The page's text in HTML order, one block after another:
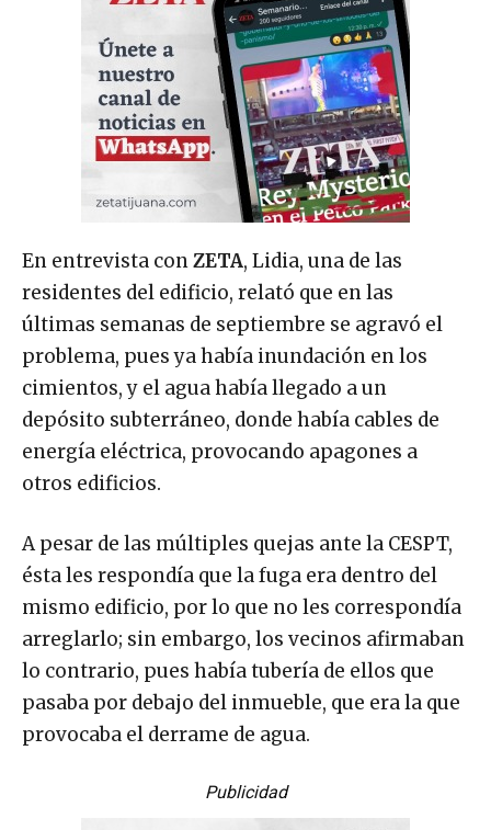
En entrevista conZETA, Lidia, una de las
residentes del edificio, relató que en las
últimas semanas de septiembre se agravó el
problema, pues ya había inundación en los
cimientos, y el agua había llegado a un
depósito subterráneo, donde había cables de
energía eléctrica, provocando apagones a
otros edificios.
A pesar de las múltiples quejas ante la CESPT,
ésta les respondía que la fuga era dentro del
mismo edificio, por lo que no les correspondía
arreglarlo; sin embargo, los vecinos afirmaban
lo contrario, pues había tubería de ellos que
pasaba por debajo del inmueble, que era la que
provocaba el derrame de agua.
Publicidad